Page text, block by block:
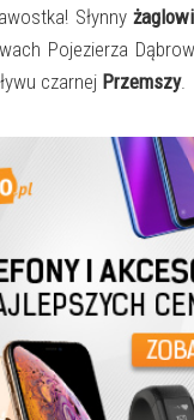
Słynny
Pojezierza
czarnej Przemszy.